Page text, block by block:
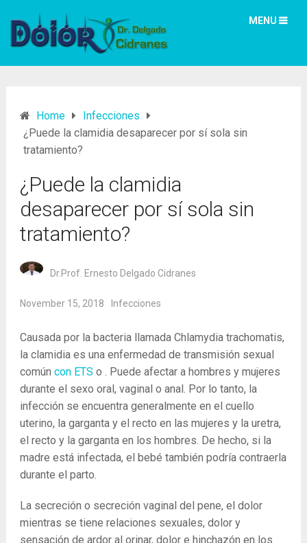
MENU
Home
Infecciones
¿Puede la clamidia desaparecer por sí sola sin
tratamiento?
¿Puede la clamidia
desaparecer por sí sola sin
tratamiento?
Dr.Prof. Ernesto Delgado Cidranes
November 15, 2018 Infecciones
Causada por la bacteria llamada Chlamydia trachomatis,
la clamidia es una enfermedad de transmisión sexual
común con ETS o . Puede afectar a hombres y mujeres
durante el sexo oral, vaginal o anal. Por lo tanto, la
infección se encuentra generalmente en el cuello
uterino, la garganta y el recto en las mujeres y la uretra,
el recto y la garganta en los hombres. De hecho, si la
madre está infectada, el bebé también podría contraerla
durante el parto.
La secreción o secreción vaginal del pene, el dolor
mientras se tiene relaciones sexuales, dolor y
sensación de ardor al orinar, dolor e hinchazón en los